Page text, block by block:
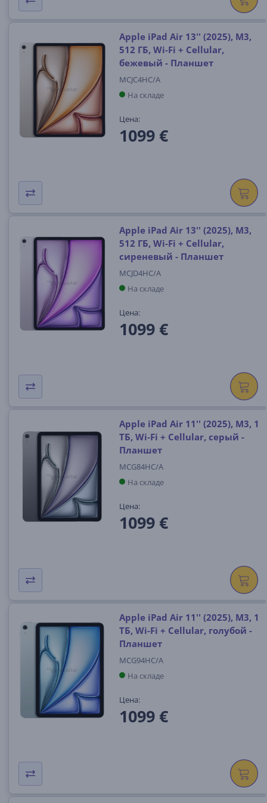
Apple iPad Air 13'' (2025), M3,
512 ГБ, Wi-Fi + Cellular,
бежевый - Планшет
MCJC4HC/A
На складе
Цена:
1099 €
Apple iPad Air 13'' (2025), M3,
512 ГБ, Wi-Fi + Cellular,
сиреневый - Планшет
MCJD4HC/A
На складе
Цена:
1099 €
Apple iPad Air 11'' (2025), M3, 1
ТБ, Wi-Fi + Cellular, серый -
Планшет
MCG84HC/A
На складе
Цена:
1099 €
Apple iPad Air 11'' (2025), M3, 1
ТБ, Wi-Fi + Cellular, голубой -
Планшет
MCG94HC/A
На складе
Цена:
1099 €